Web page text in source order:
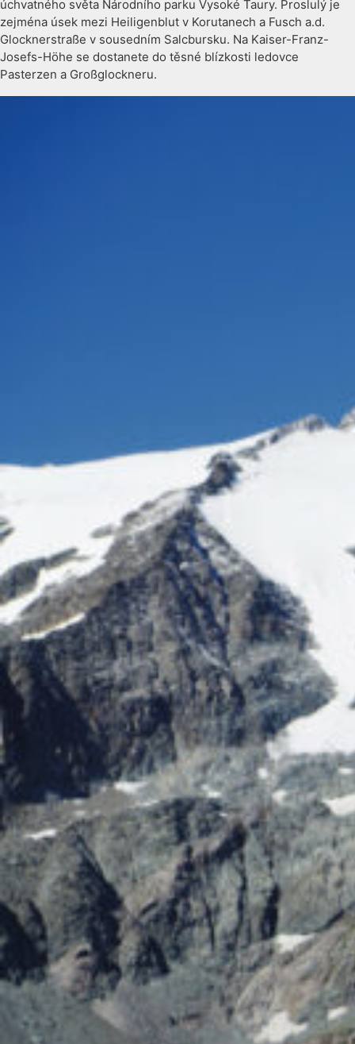
úchvatného světa Národního parku Vysoké Taury. Proslulý je
zejména úsek mezi Heiligenblut v Korutanech a Fusch a.d.
Glocknerstraße v sousedním Salcbursku. Na Kaiser-Franz-
Josefs-Höhe se dostanete do těsné blízkosti ledovce
Pasterzen a Großglockneru.